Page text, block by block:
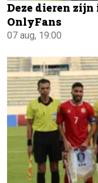
Deze dieren
OnlyFans
07 aug, 19:00